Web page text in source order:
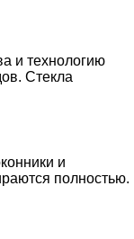
и технологию
Стекла
и
полностью.